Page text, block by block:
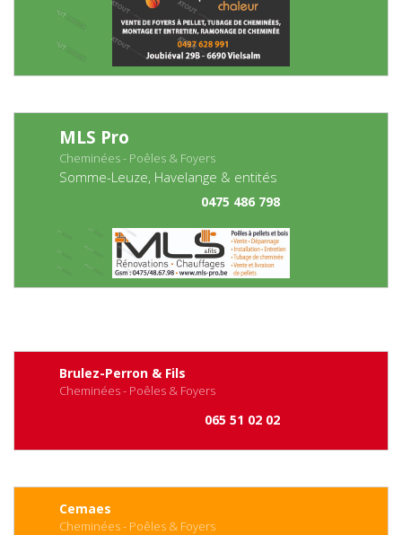
MLS Pro
Cheminées - Poêles & Foyers
Somme-Leuze, Havelange & entités
0475 486 798
Brulez-Perron & Fils
Cheminées - Poêles & Foyers
065 51 02 02
Cemaes
Cheminées - Poêles & Foyers